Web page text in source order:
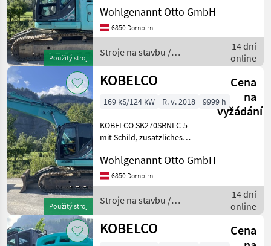
Použitý stroj
Schnellwechsler
Winkelbauer Combi3,
Zusatzheckgewicht,
Lasthalteventile an allen
unteres K
Wohlgenannt Otto GmbH
6850 Dornbirn
Stroje na stavbu /
Kobelco
14 dní
online
Použitý stroj
KOBELCO
Cena
na
vyžádání
169 kS/124 kW R. v. 2018 9999 h
KOBELCO SK270SRNLC-5
mit Schild, zusätzliches
vollhydraulischer
Schnellwechsler
Winkelbauer; unteres
Frontschutzgitter; Stroje na
Wohlgenannt Otto GmbH
6850 Dornbirn
Stroje na stavbu /
Kobelco
14 dní
online
KOBELCO
Cena